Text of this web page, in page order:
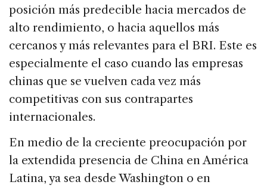
posición más predecible hacia mercados de
alto rendimiento, o hacia aquellos más
cercanos y más relevantes para el BRI. Este es
especialmente el caso cuando las empresas
chinas que se vuelven cada vez más
competitivas con sus contrapartes
internacionales.
En medio de la creciente preocupación por
la extendida presencia de China en América
Latina, ya sea desde Washington o en